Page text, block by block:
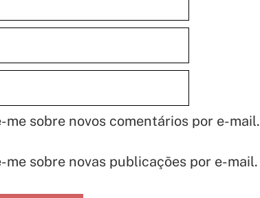
sobre novos comentários por e-mail.
me sobre novas publicações por e-mail.